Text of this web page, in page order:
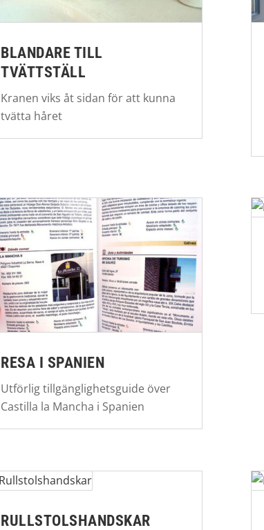
BLANDARE TILL
TVÄTTSTÄLL
Kranen viks åt sidan för att kunna
tvätta håret
RESA I SPANIEN
Utförlig tillgänglighetsguide över
Castilla la Mancha i Spanien
RULLSTOLSHANDSKAR